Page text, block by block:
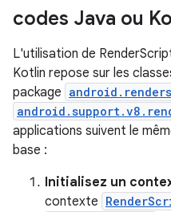
codes Java ou
L'utilisation de
Kotlin repose sur les
package
applications suivent le
base :
Initialisez un
contexte